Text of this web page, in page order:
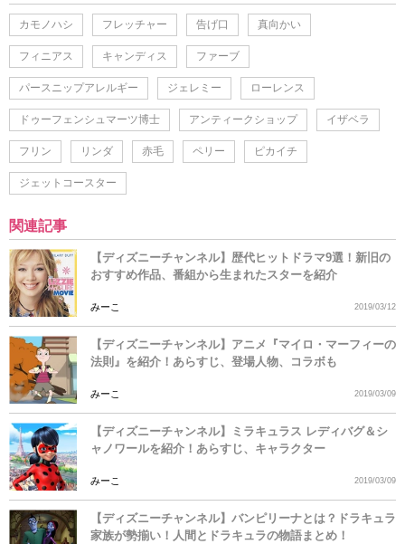
カモノハシ フレッチャー 告げ口 真向かい
フィニアス キャンディス ファーブ
パースニップアレルギー ジェレミー ローレンス
ドゥーフェンシュマーツ博士 アンティークショップ イザベラ
フリン リンダ 赤毛 ペリー ピカイチ
ジェットコースター
関連記事
【ディズニーチャンネル】歴代ヒットドラマ9選！新旧の
おすすめ作品、番組から生まれたスターを紹介
みーこ 2019/03/12
【ディズニーチャンネル】アニメ『マイロ・マーフィーの
法則』を紹介！あらすじ、登場人物、コラボも
みーこ 2019/03/09
【ディズニーチャンネル】ミラキュラス レディバグ＆シ
ャノワールを紹介！あらすじ、キャラクター
みーこ 2019/03/09
【ディズニーチャンネル】バンピリーナとは？ドラキュラ
家族が勢揃い！人間とドラキュラの物語まとめ！